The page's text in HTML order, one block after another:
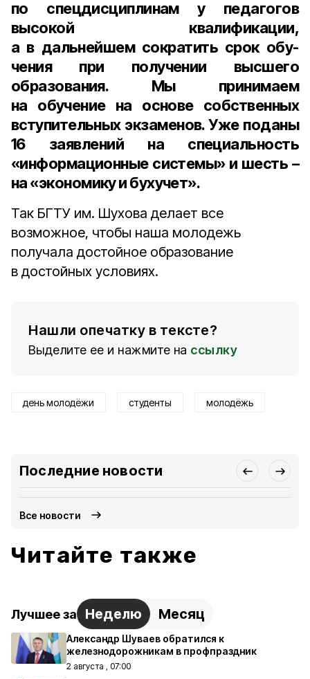
по спецдисциплинам у педагогов
высокой квалификации,
а в дальнейшем сократить срок обу­
чения при получении высшего
образования. Мы принимаем
на обучение на основе собственных
вступительных экзаменов. Уже поданы
16 заявлений на специальность
«информационные системы» и шесть –
на «экономику и бухучет».
Так БГТУ им. Шухова делает все
возможное, чтобы наша молодежь
получала достойное образование
в достойных условиях.
Нашли опечатку в тексте?
Выделите ее и нажмите на ссылку
день молодёжи студенты молодёжь
Последние новости
Все новости
Читайте также
Лучшее за Неделю Месяц
Александр Шуваев обратился к
железнодорожникам в профпраздник
2 августа , 07:00